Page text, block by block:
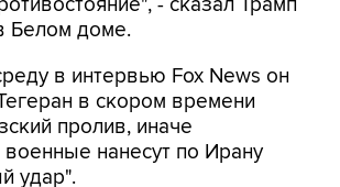
в интервью Fox News он
пролив, иначе
нанесут по Ирану
удар".